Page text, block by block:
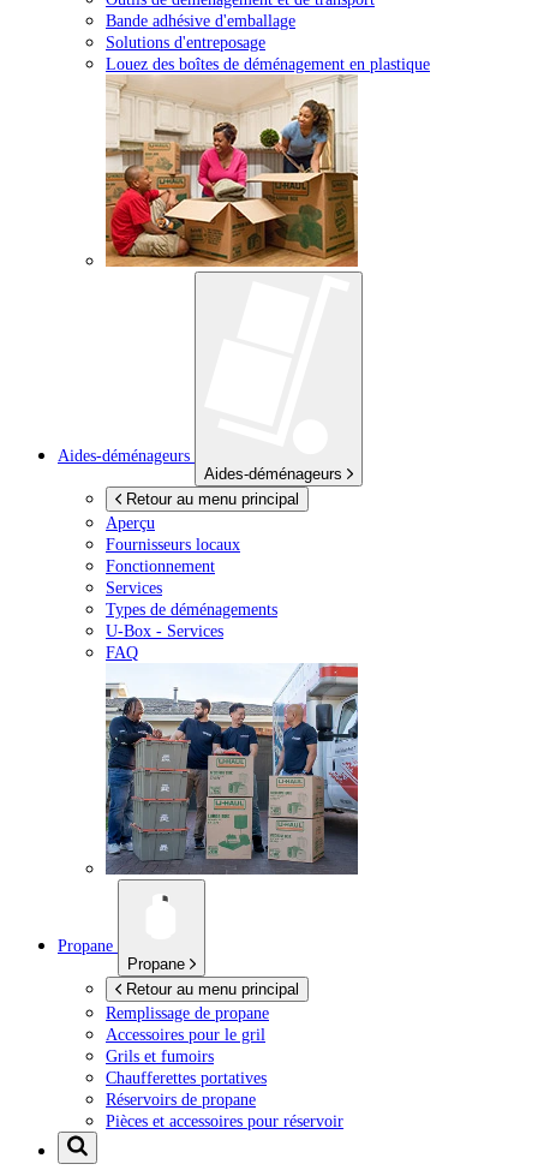
Bande adhésive d'emballage
Solutions d'entreposage
Louez des boîtes de déménagement en plastique
Aides-déménageurs
Aides-déménageurs
Retour au menu principal
Aperçu
Fournisseurs locaux
Fonctionnement
Services
Types de déménagements
U-Box - Services
FAQ
Propane
Propane
Retour au menu principal
Remplissage de propane
Accessoires pour le gril
Grils et fumoirs
Chaufferettes portatives
Réservoirs de propane
Pièces et accessoires pour réservoir